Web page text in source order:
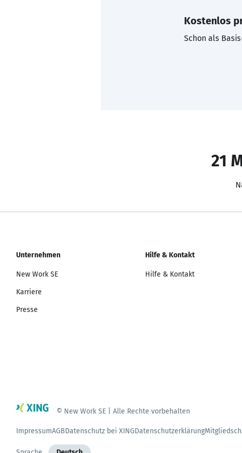
Kostenlos
Schon als
21
Unternehmen
New Work SE
Karriere
Presse
Hilfe & Kontakt
Hilfe & Kontakt
© New Work SE | Alle Rechte vorbehalten
ImpressumAGBDatenschutz bei XINGDatenschutzerklärung